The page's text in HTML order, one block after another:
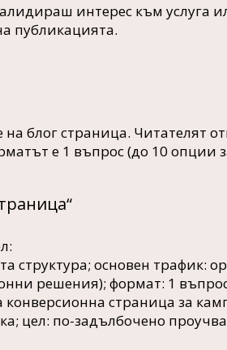
интерес към услуга
публикацията.
блог страница. Читателят
е 1 въпрос (до 10 опции
структура; основен трафик:
решения); формат: 1
конверсионна страница за
цел: по-задълбочено